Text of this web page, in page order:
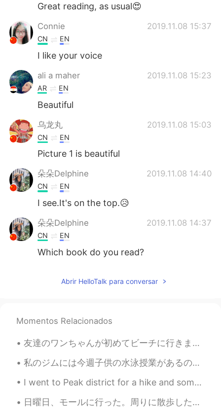
Great reading, as usual😍
Connie 2019.11.08 15:37
CN EN
I like your voice
ali a maher 2019.11.08 15:23
AR EN
Beautiful
乌龙丸 2019.11.08 15:03
CN EN
Picture 1 is beautiful
朵朵Delphine 2019.11.08 14:40
CN EN
I see.It's on the top.😥
朵朵Delphine 2019.11.08 14:37
CN EN
Which book do you read?
Abrir HelloTalk para conversar
Momentos Relacionados
友達のワンちゃんが初めてビーチに行きました。泳ぎたがってるけど寒くすぎました。鳥を追いかけてたけど波が来てた時、後ずさりしてしまいました。 名前は「Zoey」です。ゾーイちゃんは本当に優しいワ...
私のジムには今週子供の水泳授業があるので、毎日に息子と行ってる This week there are children’s swim lessons at my gym, so I’m tak...
I went to Peak district for a hike and some fresh air. There were some people doing paragliding i...
日曜日、モールに行った。周りに散歩しただけ。大きくモールですけど、賑やかない。 今日、ツインファミコンシステムが郵送で届けました！！嬉しい〜 メトロイドと Went to the mall S...